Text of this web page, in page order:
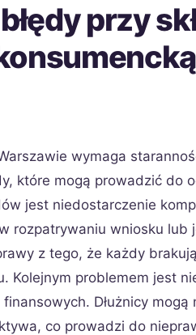
przy
wymaga
które mogą prowadzić do
jest niedostarczenie
rozpatrywaniu wniosku lub
z tego, że każdy
problemem jest
Dłużnicy mogą
co prowadzi do